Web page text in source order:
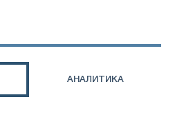
АНАЛИТИКА